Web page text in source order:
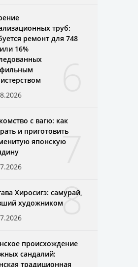
труб:
ремонт для 748
16%
7
с вагю: как
и приготовить
японскую
8
Хиросигэ: самурай,
художником
происхождение
сандалий:
традиционная